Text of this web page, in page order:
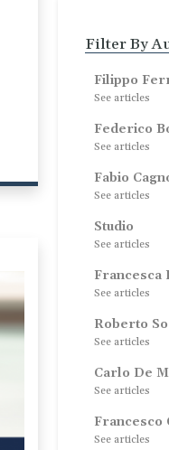
Filter By
Filippo
See articles
Federico
See articles
Fabio
See articles
Studio
See articles
Francesca
See articles
Roberto
See articles
Carlo De
See articles
Francesco
See articles